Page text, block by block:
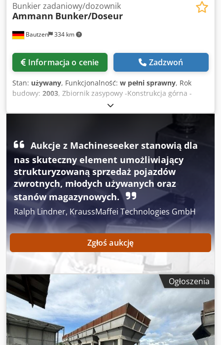
Bautzen 334 km
Bunkier zadaniowy/dozownik
Ammann Bunker/Doseur
Informacja o cenie Zadzwoń
Stan: używany, Funkcjonalność: w pełni sprawny, Rok
budowy: 2003, Zbiornik zasypowy -Konstrukcja górna -
Ruszt kratowy Csdpfx Ajzq S Hzjktoha -Taśma
wyładowcza/przenośnik -Taśma transportowa
Aukcje z Machineseeker stanowią dla
nas skuteczny element umożliwiający
strukturyzowaną sprzedaż pojazdów
zwrotnych, młodych używanych oraz
stanów magazynowych.
Ralph Lindner, KraussMaffei Technologies GmbH
Zgłoś aukcję
Ogłoszenia